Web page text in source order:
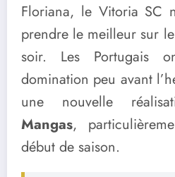
Floriana, le Vitoria SC
prendre le meilleur sur
soir. Les Portugais
domination peu avant
une nouvelle
Mangas,
début de saison.